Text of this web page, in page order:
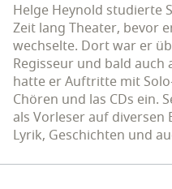
Helge Heynold studierte
Zeit lang Theater, bevor
wechselte. Dort war er
Regisseur und bald auch
hatte er Auftritte mit
Chören und las CDs ein.
als Vorleser auf
Lyrik, Geschichten und